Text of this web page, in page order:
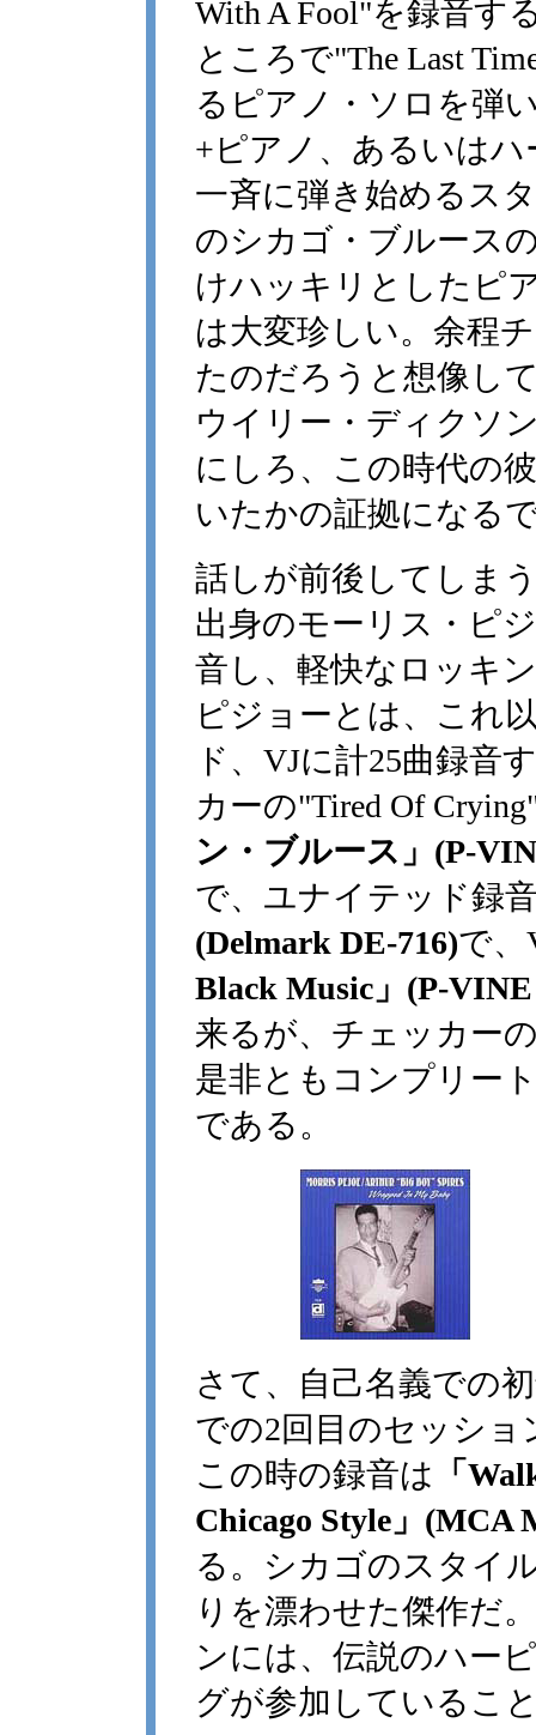
With A Fool"を録音す
ところで"The Last
るピアノ・ソロを弾
+ピアノ、あるいは
一斉に弾き始めるス
のシカゴ・ブルース
けハッキリとしたピ
は大変珍しい。余程
たのだろうと想像し
ウイリー・ディクソ
にしろ、この時代の
いたかの証拠になる
話しが前後してしま
出身のモーリス・ピ
音し、軽快なロッキ
ピジョーとは、これ
ド、VJに計25曲録音
カーの"Tired Of
ン・ブルース」(P-
で、ユナイテッド録
(Delmark DE-716)で、
Black Music」(P-VINE
来るが、チェッカー
是非ともコンプリー
である。
さて、自己名義での
での2回目のセッショ
この時の録音は 「
Chicago Style」(MCA
る。シカゴのスタイ
りを漂わせた傑作だ
ンには、伝説のハー
グが参加しているこ